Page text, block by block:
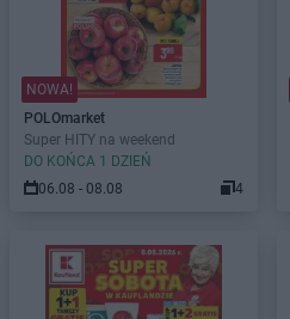
NOWA!
POLOmarket
Super HITY na weekend
DO KOŃCA 1 DZIEŃ
06.08 - 08.08
4